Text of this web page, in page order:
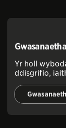
Yr holl
ddisgrifio,